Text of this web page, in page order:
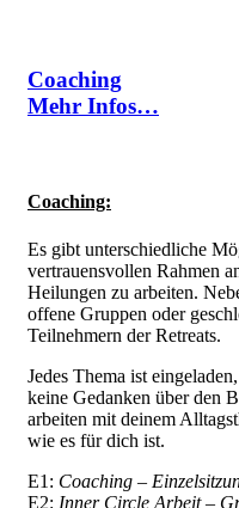
Coaching
Mehr Infos…
Coaching:
Es gibt unterschiedliche
vertrauensvollen Rahmen
Heilungen zu arbeiten.
offene Gruppen oder
Teilnehmern der Retreats.
Jedes Thema ist
keine Gedanken über den
arbeiten mit deinem
wie es für dich ist.
E1: Coaching –
E2: Inner Circle Arbeit –